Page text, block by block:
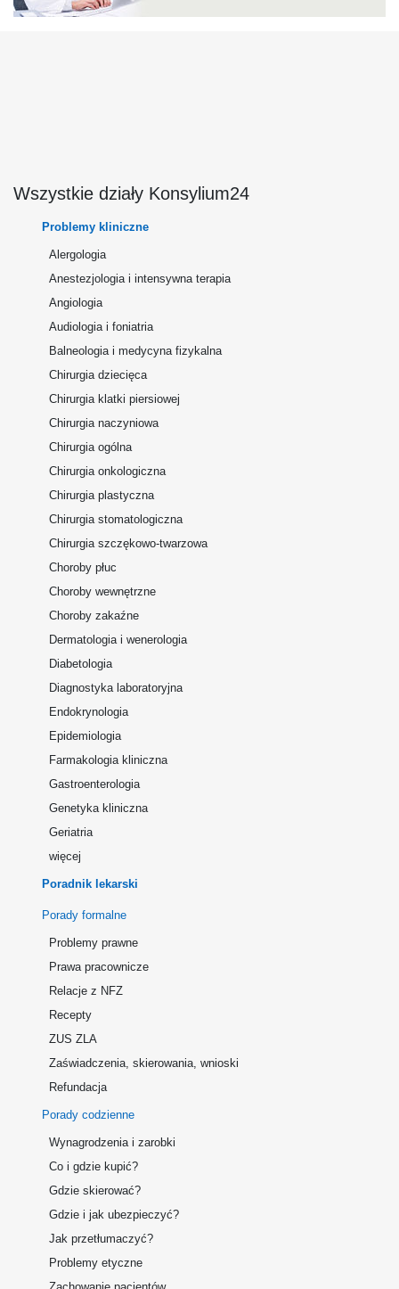
Wszystkie działy Konsylium24
Problemy kliniczne
Alergologia
Anestezjologia i intensywna terapia
Angiologia
Audiologia i foniatria
Balneologia i medycyna fizykalna
Chirurgia dziecięca
Chirurgia klatki piersiowej
Chirurgia naczyniowa
Chirurgia ogólna
Chirurgia onkologiczna
Chirurgia plastyczna
Chirurgia stomatologiczna
Chirurgia szczękowo-twarzowa
Choroby płuc
Choroby wewnętrzne
Choroby zakaźne
Dermatologia i wenerologia
Diabetologia
Diagnostyka laboratoryjna
Endokrynologia
Epidemiologia
Farmakologia kliniczna
Gastroenterologia
Genetyka kliniczna
Geriatria
więcej
Poradnik lekarski
Porady formalne
Problemy prawne
Prawa pracownicze
Relacje z NFZ
Recepty
ZUS ZLA
Zaświadczenia, skierowania, wnioski
Refundacja
Porady codzienne
Wynagrodzenia i zarobki
Co i gdzie kupić?
Gdzie skierować?
Gdzie i jak ubezpieczyć?
Jak przetłumaczyć?
Problemy etyczne